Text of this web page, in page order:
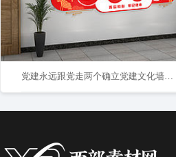
党建永远跟党走两个确立党建文化墙两个维护文化墙3D文化墙